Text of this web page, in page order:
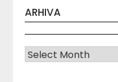
ARHIVA
Arhiva